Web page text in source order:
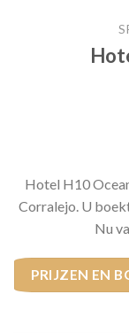
Hotel H10
Corralejo. U
Nu
PRIJZEN EN